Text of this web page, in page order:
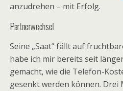
anzudrehen – mit Erfolg.
Partnerwechsel
Seine „Saat“ fällt auf
habe ich mir bereits seit
gemacht, wie die Telefon-
gesenkt werden können. Drei